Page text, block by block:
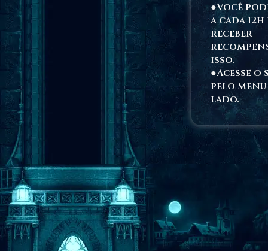
●Você
a cada 12h
receber
isso.
●Acesse o
pelo
lado.